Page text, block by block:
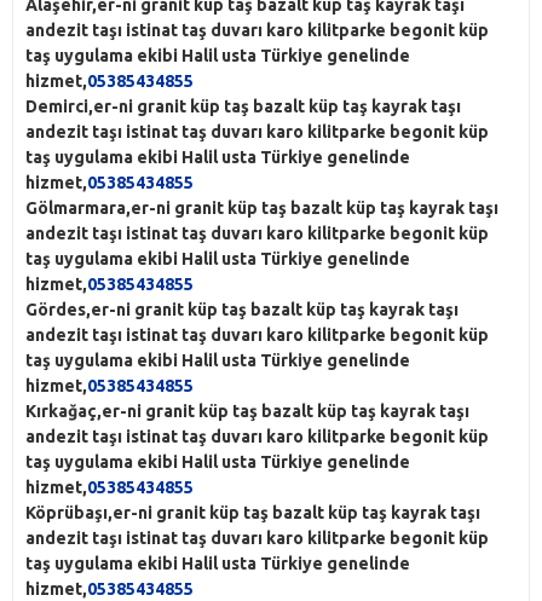
Alaşehir,er-ni granit küp taş bazalt küp taş kayrak taşı
andezit taşı istinat taş duvarı karo kilitparke begonit küp
taş uygulama ekibi Halil usta Türkiye genelinde
hizmet,05385434855
Demirci,er-ni granit küp taş bazalt küp taş kayrak taşı
andezit taşı istinat taş duvarı karo kilitparke begonit küp
taş uygulama ekibi Halil usta Türkiye genelinde
hizmet,05385434855
Gölmarmara,er-ni granit küp taş bazalt küp taş kayrak taşı
andezit taşı istinat taş duvarı karo kilitparke begonit küp
taş uygulama ekibi Halil usta Türkiye genelinde
hizmet,05385434855
Gördes,er-ni granit küp taş bazalt küp taş kayrak taşı
andezit taşı istinat taş duvarı karo kilitparke begonit küp
taş uygulama ekibi Halil usta Türkiye genelinde
hizmet,05385434855
Kırkağaç,er-ni granit küp taş bazalt küp taş kayrak taşı
andezit taşı istinat taş duvarı karo kilitparke begonit küp
taş uygulama ekibi Halil usta Türkiye genelinde
hizmet,05385434855
Köprübaşı,er-ni granit küp taş bazalt küp taş kayrak taşı
andezit taşı istinat taş duvarı karo kilitparke begonit küp
taş uygulama ekibi Halil usta Türkiye genelinde
hizmet,05385434855